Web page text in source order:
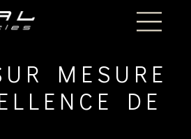
MESURE
DE